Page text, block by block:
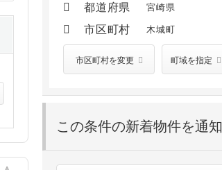
都道府県 宮崎県
市区町村 木城町
市区町村を変更 町域を指定
この条件の新着物件を通知